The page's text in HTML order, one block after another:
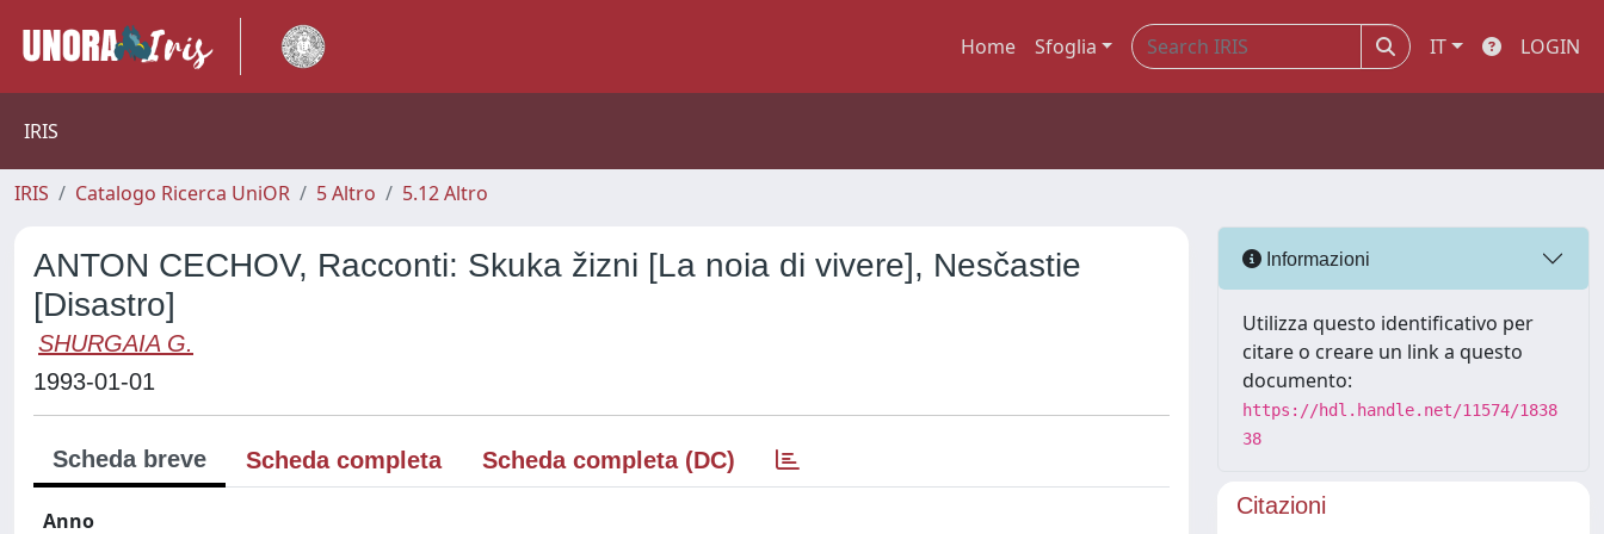
Home Sfoglia IT LOGIN
IRIS
IRIS Catalogo Ricerca UniOR 5 Altro 5.12 Altro
ANTON CECHOV, Racconti: Skuka žizni [La noia di vivere], Nesčastie
[Disastro]
SHURGAIA G.
1993-01-01
Scheda breve Scheda completa Scheda completa (DC)
Anno
Informazioni
Utilizza questo identificativo per
citare o creare un link a questo
documento:
https://hdl.handle.net/11574/1838
38
Citazioni